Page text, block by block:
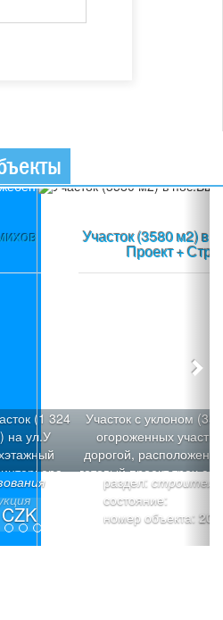
пос.Вшеноры (Прага-запад) +
разрешение
участки
м2), который можно разделить
под застройку с общей
в пос.Вшеноры (Прага-запад).
современных вилл «Панорама
3 семейных домов:
участка - 1026 м², полезная
застройки: -187,3 м² (коэффициент
дом со встроенным
19 900 000 CZK